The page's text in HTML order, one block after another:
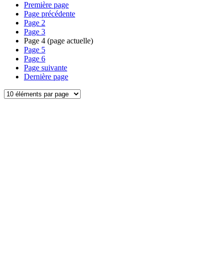
Première page
Page précédente
Page 2
Page 3
Page 4 (page actuelle)
Page 5
Page 6
Page suivante
Dernière page